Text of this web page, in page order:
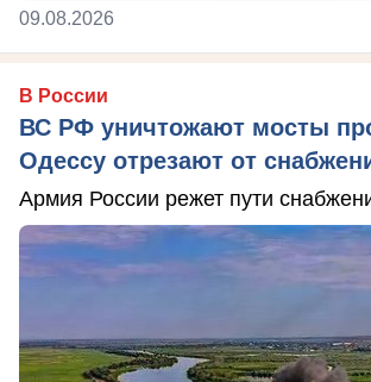
09.08.2026
В России
ВС РФ уничтожают мосты
Одессу отрезают от
Армия России режет пути